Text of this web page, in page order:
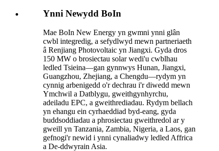
Ynni Newydd BoIn
Mae BoIn New Energy yn gwmni ynni glân
cwbl integredig, a sefydlwyd mewn partneriaeth
â Renjiang Photovoltaic yn Jiangxi. Gyda dros
150 MW o brosiectau solar wedi'u cwblhau
ledled Tsieina—gan gynnwys Hunan, Jiangxi,
Guangzhou, Zhejiang, a Chengdu—rydym yn
cynnig arbenigedd o'r dechrau i'r diwedd mewn
Ymchwil a Datblygu, gweithgynhyrchu,
adeiladu EPC, a gweithrediadau. Rydym bellach
yn ehangu ein cyrhaeddiad byd-eang, gyda
buddsoddiadau a phrosiectau gweithredol ar y
gweill yn Tanzania, Zambia, Nigeria, a Laos, gan
gefnogi'r newid i ynni cynaliadwy ledled Affrica
a De-ddwyrain Asia.